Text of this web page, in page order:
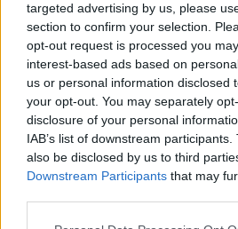
targeted advertising by us, please
section to confirm your selection.
opt-out request is processed you
interest-based ads based on
us or personal information disclosed
your opt-out. You may separately
disclosure of your personal
IAB’s list of downstream
also be disclosed by us to third
Downstream Participants that may
Please note that this website/app